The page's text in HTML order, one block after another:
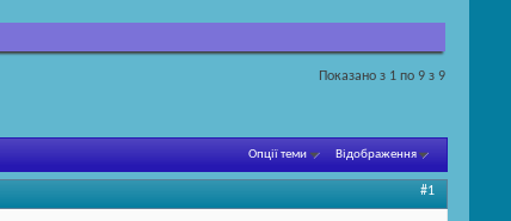
Показано з 1 по 9 з 9
Опції теми Відображення
#1